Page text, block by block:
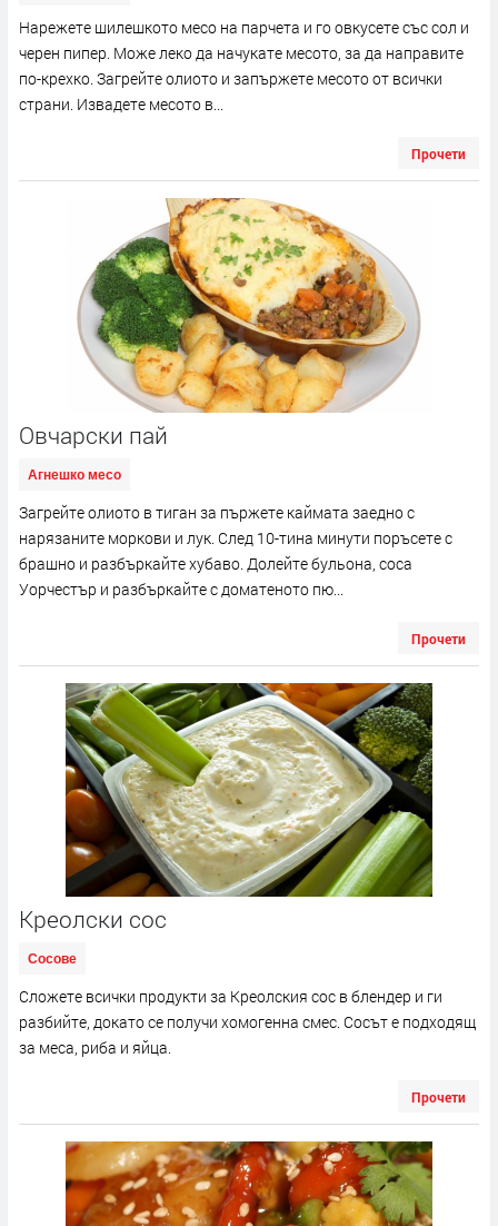
Нарежете шилешкото месо на парчета и го овкусете със сол и
черен пипер. Може леко да начукате месото, за да направите
по-крехко. Загрейте олиото и запържете месото от всички
страни. Извадете месото в...
Прочети
Овчарски пай
Агнешко месо
Загрейте олиото в тиган за пържете каймата заедно с
нарязаните моркови и лук. След 10-тина минути поръсете с
брашно и разбъркайте хубаво. Долейте бульона, соса
Уорчестър и разбъркайте с доматеното пю...
Прочети
Креолски сос
Сосове
Сложете всички продукти за Креолския сос в блендер и ги
разбийте, докато се получи хомогенна смес. Сосът е подходящ
за меса, риба и яйца.
Прочети